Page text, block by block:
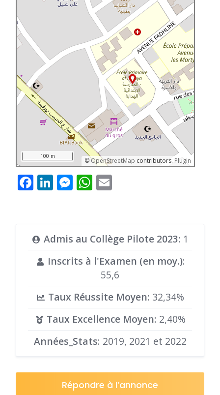
©OpenStreetMap contributors. Plugin
100 m
Facebook
LinkedIn
Messenger
WhatsApp
Admis au Collège Pilote 2023: 1
Inscrits à l'Examen (en moy.):
55,6
Taux Réussite Moyen: 32,34%
Taux Excellence Moyen: 2,40%
Années_Stats: 2019, 2021 et 2022
Répondre à l’annonce